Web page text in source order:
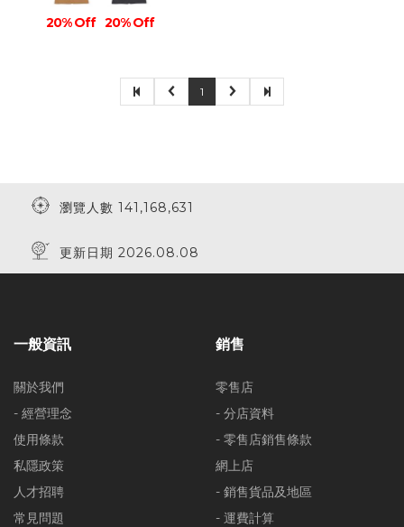
20% Off 20% Off
1
瀏覽人數 141,168,631
更新日期 2026.08.08
一般資訊
關於我們
- 經營理念
使用條款
私隱政策
人才招聘
常見問題
銷售
零售店
- 分店資料
- 零售店銷售條款
網上店
- 銷售貨品及地區
- 運費計算